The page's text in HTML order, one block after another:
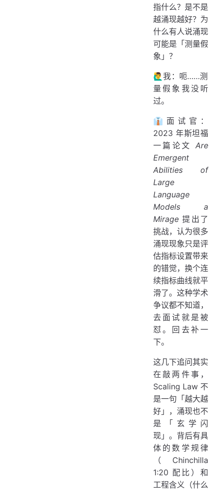
指什么？是不是
越涌现越好？为
什么有人说涌现
可能是「测量假
象」？
🙋‍♂️我：呃……测
量假象我没听
过。
👔面试官：
2023 年斯坦福
一篇论文 Are
Emergent
Abilities of
Large
Language
Models a
Mirage 提出了
挑战，认为很多
涌现现象只是评
估指标设置带来
的错觉，换个连
续指标曲线就平
滑了。这种学术
争议都不知道，
去面试就是被
怼。回去补一
下。
这几下追问其实
在敲两件事，
Scaling Law 不
是一句「越大越
好」，涌现也不
是「玄学闪
现」。背后有具
体的数学规律
（Chinchilla
1:20 配比）和
工程含义（什么